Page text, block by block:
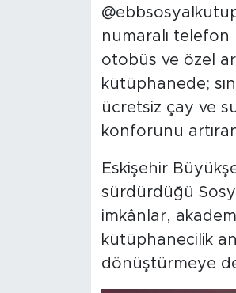
numaralı telefon
otobüs ve özel
kütüphanede;
ücretsiz çay ve su
konforunu
Eskişehir
sürdürdüğü
imkânlar,
kütüphanecilik
dönüştürmeye